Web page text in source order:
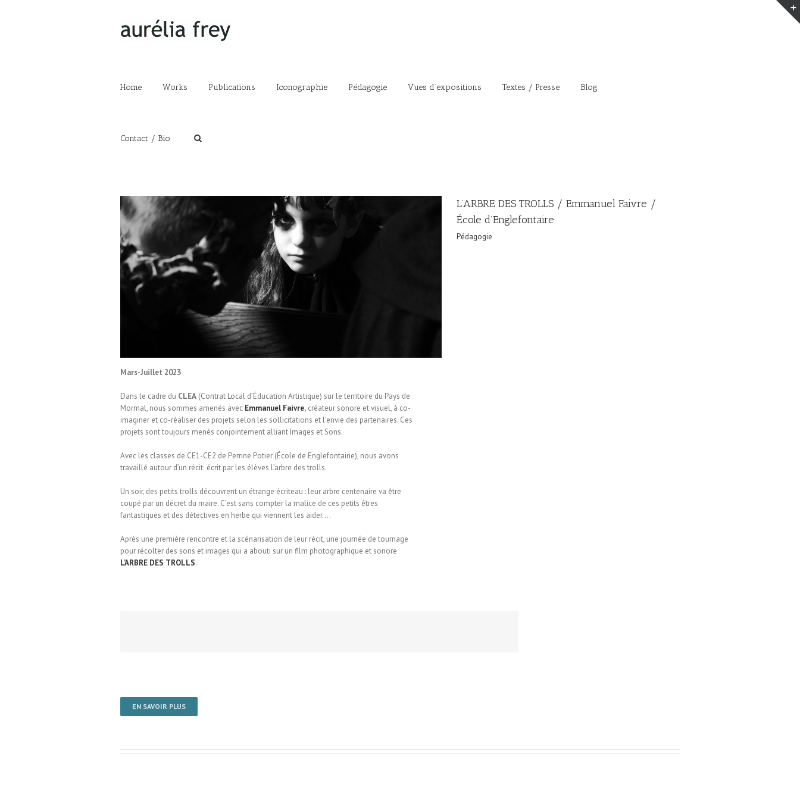
Home Works Publications Iconographie Pédagogie Vues d’expositions Textes / Presse Blog
Contact / Bio
L’ARBRE DES TROLLS / Emmanuel Faivre /
École d’Englefontaire
Pédagogie
Mars-Juillet 2023
Dans le cadre du CLEA (Contrat Local d’Éducation Artistique) sur le territoire du Pays de
Mormal, nous sommes amenés avec Emmanuel Faivre, créateur sonore et visuel, à co-
imaginer et co-réaliser des projets selon les sollicitations et l’envie des partenaires. Ces
projets sont toujours menés conjointement alliant Images et Sons.
Avec les classes de CE1-CE2 de Perrine Potier (École de Englefontaine), nous avons
travaillé autour d’un récit écrit par les élèves L’arbre des trolls.
Un soir, des petits trolls découvrent un étrange écriteau : leur arbre centenaire va être
coupé par un décret du maire. C’est sans compter la malice de ces petits êtres
fantastiques et des détectives en herbe qui viennent les aider….
Après une première rencontre et la scénarisation de leur récit, une journée de tournage
pour récolter des sons et images qui a abouti sur un film photographique et sonore
L’ARBRE DES TROLLS.
EN SAVOIR PLUS